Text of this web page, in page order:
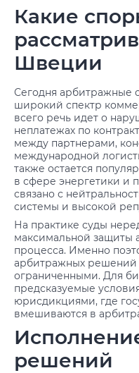
Какие
Швеции
Сегодня арбитражные
широкий спектр
всего речь идет о
неплатежах по
между партнерами,
международной
также остается
в сфере энергетики и
связано с
системы и высокой
На практике суды
максимальной защиты
процесса. Именно
арбитражных
ограниченными. Для
предсказуемые
юрисдикциями, где
вмешиваются в
решений